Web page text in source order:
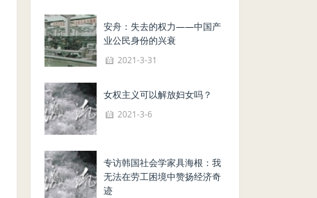
安舟：失去的权力——中国产
业公民身份的兴衰
2021-3-31
女权主义可以解放妇女吗？
2021-3-6
专访韩国社会学家具海根：我
无法在劳工困境中赞扬经济奇
迹